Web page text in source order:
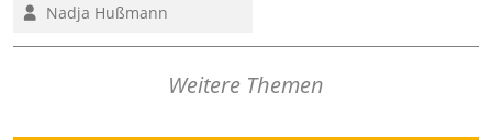
digitalen Cockpit, das
situationsbezogen
passende Fragen und
Nadja Hußmann
Weitere Themen